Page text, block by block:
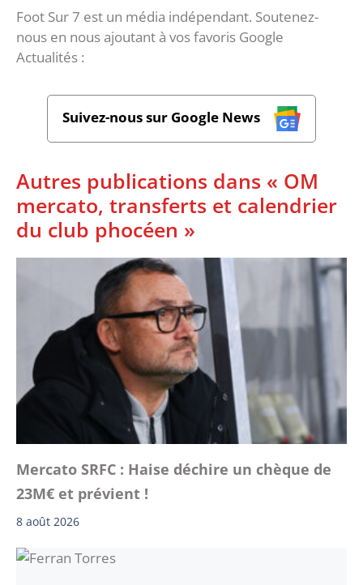
Foot Sur 7 est un média indépendant. Soutenez-
nous en nous ajoutant à vos favoris Google
Actualités :
Suivez-nous sur Google News
Autres publications dans « OM
mercato, transferts et calendrier
du club phocéen »
Mercato SRFC : Haise déchire un chèque de
23M€ et prévient !
8 août 2026